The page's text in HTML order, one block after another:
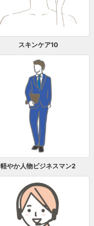
スキンケア10
軽やか人物ビジネスマン2